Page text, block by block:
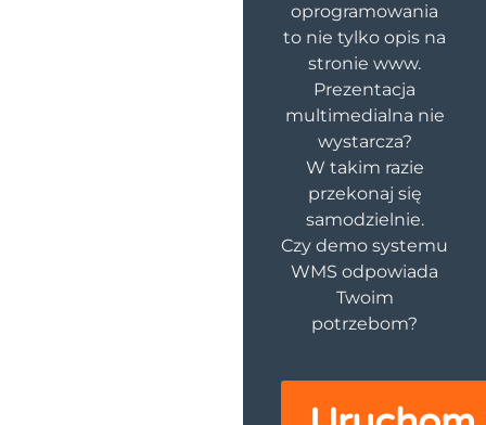
oprogramowania
to nie tylko opis na
stronie www.
Prezentacja
multimedialna nie
wystarcza?
W takim razie
przekonaj się
samodzielnie.
Czy demo systemu
WMS odpowiada
Twoim
potrzebom?